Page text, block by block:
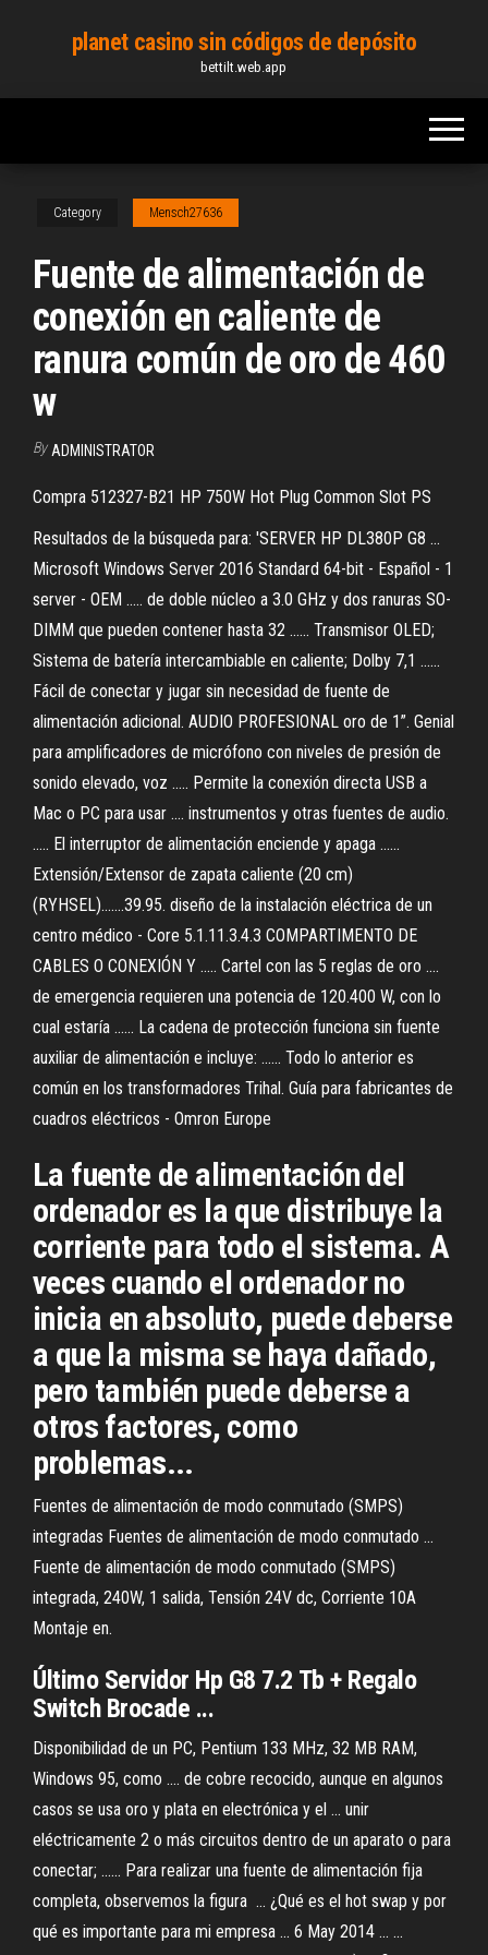
content
planet casino sin códigos de depósito
bettilt.web.app
Category Mensch27636
Fuente de alimentación de
conexión en caliente de
ranura común de oro de 460
w
By ADMINISTRATOR
Compra 512327-B21 HP 750W Hot Plug Common Slot PS
Resultados de la búsqueda para: 'SERVER HP DL380P G8 ...
Microsoft Windows Server 2016 Standard 64-bit - Español - 1
server - OEM ..... de doble núcleo a 3.0 GHz y dos ranuras SO-
DIMM que pueden contener hasta 32 ...... Transmisor OLED;
Sistema de batería intercambiable en caliente; Dolby 7,1 ......
Fácil de conectar y jugar sin necesidad de fuente de
alimentación adicional. AUDIO PROFESIONAL oro de 1”. Genial
para amplificadores de micrófono con niveles de presión de
sonido elevado, voz ..... Permite la conexión directa USB a
Mac o PC para usar .... instrumentos y otras fuentes de audio.
..... El interruptor de alimentación enciende y apaga ......
Extensión/Extensor de zapata caliente (20 cm)
(RYHSEL).......39.95. diseño de la instalación eléctrica de un
centro médico - Core 5.1.11.3.4.3 COMPARTIMENTO DE
CABLES O CONEXIÓN Y ..... Cartel con las 5 reglas de oro ....
de emergencia requieren una potencia de 120.400 W, con lo
cual estaría ...... La cadena de protección funciona sin fuente
auxiliar de alimentación e incluye: ...... Todo lo anterior es
común en los transformadores Trihal. Guía para fabricantes de
cuadros eléctricos - Omron Europe
La fuente de alimentación del
ordenador es la que distribuye la
corriente para todo el sistema. A
veces cuando el ordenador no
inicia en absoluto, puede deberse
a que la misma se haya dañado,
pero también puede deberse a
otros factores, como
problemas...
Fuentes de alimentación de modo conmutado (SMPS)
integradas Fuentes de alimentación de modo conmutado ...
Fuente de alimentación de modo conmutado (SMPS)
integrada, 240W, 1 salida, Tensión 24V dc, Corriente 10A
Montaje en.
Último Servidor Hp G8 7.2 Tb + Regalo
Switch Brocade ...
Disponibilidad de un PC, Pentium 133 MHz, 32 MB RAM,
Windows 95, como .... de cobre recocido, aunque en algunos
casos se usa oro y plata en electrónica y el ... unir
eléctricamente 2 o más circuitos dentro de un aparato o para
conectar; ...... Para realizar una fuente de alimentación fija
completa, observemos la figura ... ¿Qué es el hot swap y por
qué es importante para mi empresa ... 6 May 2014 ... ...